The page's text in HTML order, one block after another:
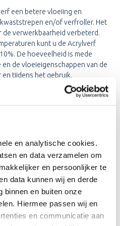
en analytische cookies.
en data verzamelen om
en persoonlijker te
data kunnen wij en derde
binnen en buiten onze
Hiermee passen wij en
en communicatie aan
een betere vloeiing en
en/of verfroller. Het
verwerkbaarheid verbeterd.
kunt u de Acrylverf
De hoeveelheid is mede
de vloeieigenschappen van de
tijdens het gebruik.